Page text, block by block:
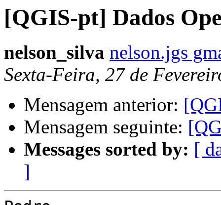
[QGIS-pt] Dados
nelson_silva nelson.jgs
Sexta-Feira, 27 de
Mensagem anterior:
Mensagem seguinte:
Messages sorted by: [
]